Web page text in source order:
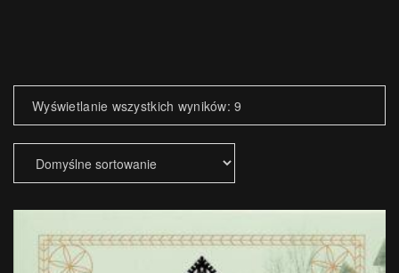
Wyświetlanie wszystkich wyników: 9